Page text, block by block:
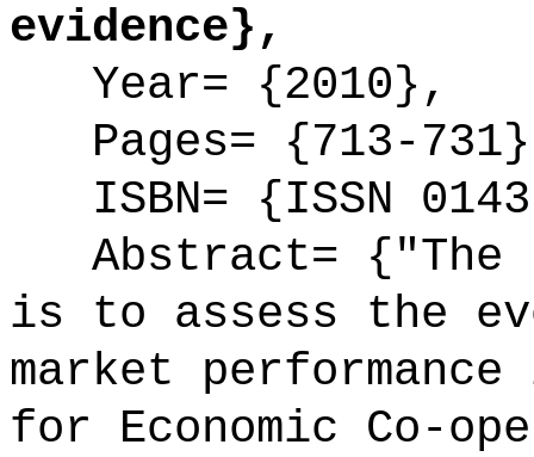
evidence},
Year= {2010},
Pages= {713-
ISBN= {ISSN
Abstract= {"The
is to assess the
market
for Economic Co-